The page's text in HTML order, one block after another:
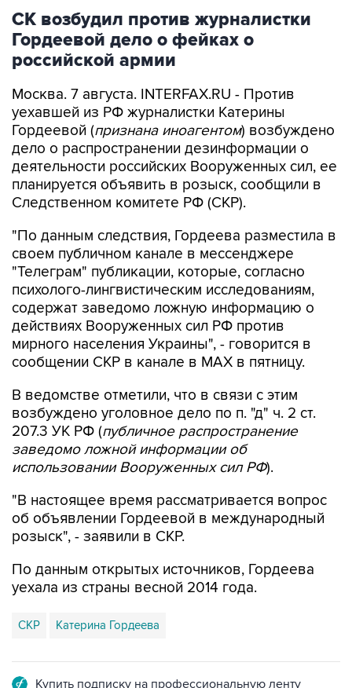
СК возбудил против журналистки
Гордеевой дело о фейках о
российской армии
Москва. 7 августа. INTERFAX.RU - Против
уехавшей из РФ журналистки Катерины
Гордеевой (признана иноагентом) возбуждено
дело о распространении дезинформации о
деятельности российских Вооруженных сил, ее
планируется объявить в розыск, сообщили в
Следственном комитете РФ (СКР).
"По данным следствия, Гордеева разместила в
своем публичном канале в мессенджере
"Телеграм" публикации, которые, согласно
психолого-лингвистическим исследованиям,
содержат заведомо ложную информацию о
действиях Вооруженных сил РФ против
мирного населения Украины", - говорится в
сообщении СКР в канале в MAX в пятницу.
В ведомстве отметили, что в связи с этим
возбуждено уголовное дело по п. "д" ч. 2 ст.
207.3 УК РФ (публичное распространение
заведомо ложной информации об
использовании Вооруженных сил РФ).
"В настоящее время рассматривается вопрос
об объявлении Гордеевой в международный
розыск", - заявили в СКР.
По данным открытых источников, Гордеева
уехала из страны весной 2014 года.
СКР Катерина Гордеева
Купить подписку на профессиональную ленту